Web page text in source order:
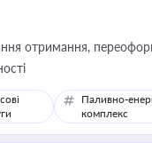
отримання,
Паливно-
комплекс